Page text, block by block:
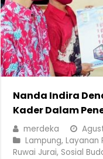
Nanda Indira
Kader Dalam
merdeka
Lampung,Layanan
Ruwai Jurai, Sosial